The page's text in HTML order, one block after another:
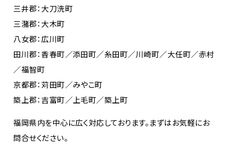
三井郡：大刀洗町
三潴郡：大木町
八女郡：広川町
田川郡：香春町／添田町／糸田町／川崎町／大任町／赤村
／福智町
京都郡：苅田町／みやこ町
築上郡：吉富町／上毛町／築上町
福岡県内を中心に広く対応しております。まずはお気軽にお
問合せください。